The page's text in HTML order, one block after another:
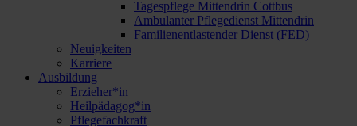
Tagespflege Mittendrin Cottbus
Ambulanter Pflegedienst Mittendrin
Familienentlastender Dienst (FED)
Neuigkeiten
Karriere
Ausbildung
Erzieher*in
Heilpädagog*in
Pflegefachkraft